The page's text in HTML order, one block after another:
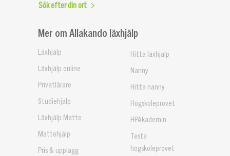
Mer om Allakando läxhjälp
Läxhjälp
Läxhjälp online
Privatlärare
Studiehjälp
Läxhjälp Matte
Mattehjälp
Pris & upplägg
Hitta läxhjälp
Nanny
Hitta nanny
Högskoleprovet
HPAkademin
Testa
högskoleprovet
Sök efter din ort